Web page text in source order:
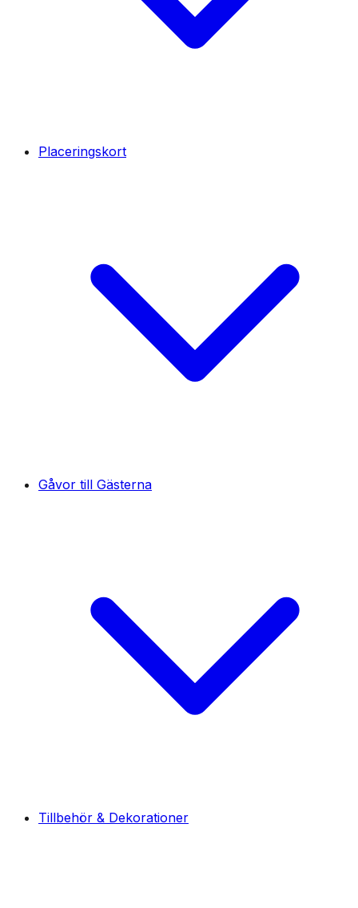
Placeringskort
Gåvor till Gästerna
Tillbehör & Dekorationer